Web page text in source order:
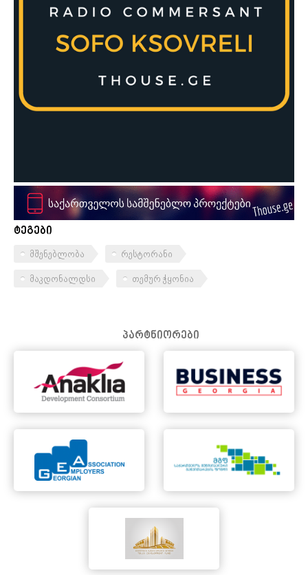
ტეგები
მშენებლობა რესტორანი
მაკდონალდსი თემურ ჭყონია
პარტნიორები